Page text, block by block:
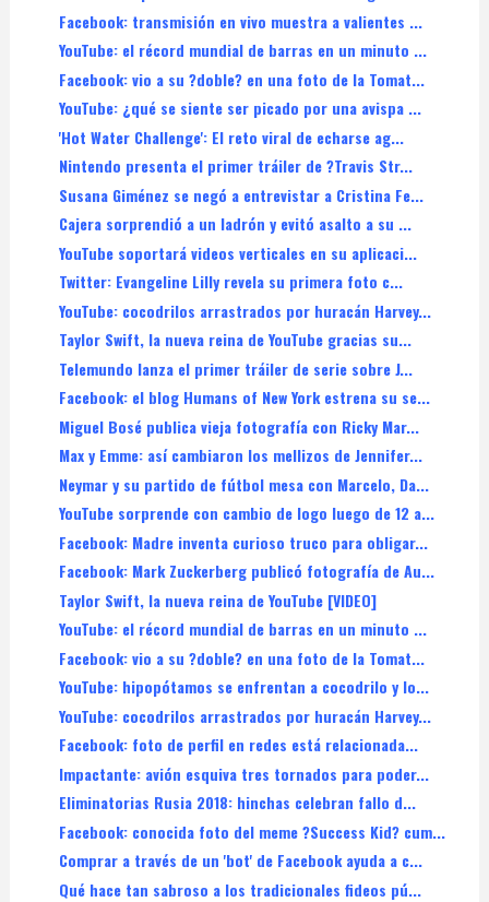
Facebook: transmisión en vivo muestra a valientes ...
YouTube: el récord mundial de barras en un minuto ...
Facebook: vio a su ?doble? en una foto de la Tomat...
YouTube: ¿qué se siente ser picado por una avispa ...
'Hot Water Challenge': El reto viral de echarse ag...
Nintendo presenta el primer tráiler de ?Travis Str...
Susana Giménez se negó a entrevistar a Cristina Fe...
Cajera sorprendió a un ladrón y evitó asalto a su ...
YouTube soportará videos verticales en su aplicaci...
Twitter: Evangeline Lilly revela su primera foto c...
YouTube: cocodrilos arrastrados por huracán Harvey...
Taylor Swift, la nueva reina de YouTube gracias su...
Telemundo lanza el primer tráiler de serie sobre J...
Facebook: el blog Humans of New York estrena su se...
Miguel Bosé publica vieja fotografía con Ricky Mar...
Max y Emme: así cambiaron los mellizos de Jennifer...
Neymar y su partido de fútbol mesa con Marcelo, Da...
YouTube sorprende con cambio de logo luego de 12 a...
Facebook: Madre inventa curioso truco para obligar...
Facebook: Mark Zuckerberg publicó fotografía de Au...
Taylor Swift, la nueva reina de YouTube [VIDEO]
YouTube: el récord mundial de barras en un minuto ...
Facebook: vio a su ?doble? en una foto de la Tomat...
YouTube: hipopótamos se enfrentan a cocodrilo y lo...
YouTube: cocodrilos arrastrados por huracán Harvey...
Facebook: foto de perfil en redes está relacionada...
Impactante: avión esquiva tres tornados para poder...
Eliminatorias Rusia 2018: hinchas celebran fallo d...
Facebook: conocida foto del meme ?Success Kid? cum...
Comprar a través de un 'bot' de Facebook ayuda a c...
Qué hace tan sabroso a los tradicionales fideos pú...